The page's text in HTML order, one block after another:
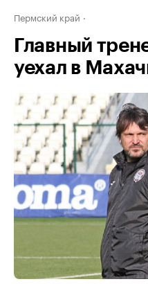
Пермский край
Главный
уехал в